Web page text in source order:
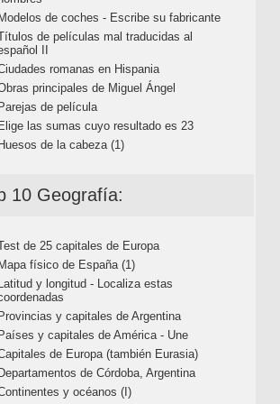
de coches - Escribe su fabricante
de películas mal traducidas al
II
romanas en Hispania
principales de Miguel Ángel
de película
las sumas cuyo resultado es 23
de la cabeza (1)
10 Geografía:
de 25 capitales de Europa
físico de España (1)
y longitud - Localiza estas
y capitales de Argentina
y capitales de América - Une
de Europa (también Eurasia)
de Córdoba, Argentina
y océanos (I)